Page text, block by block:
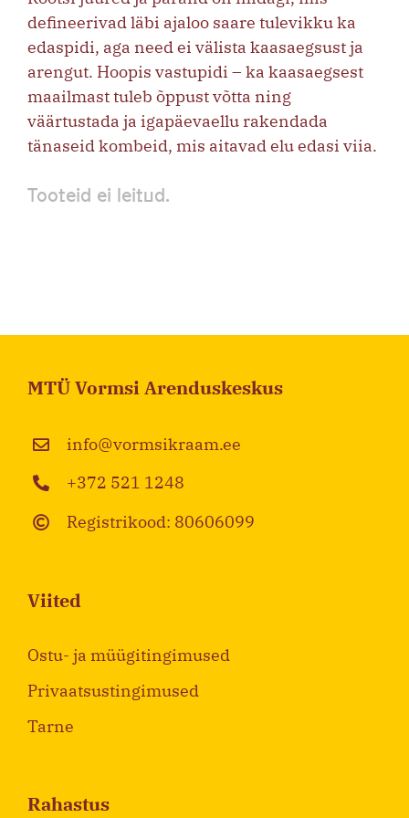
defineerivad läbi ajaloo saare tulevikku ka
edaspidi, aga need ei välista kaasaegsust ja
arengut. Hoopis vastupidi – ka kaasaegsest
maailmast tuleb õppust võtta ning
väärtustada ja igapäevaellu rakendada
tänaseid kombeid, mis aitavad elu edasi viia.
Tooteid ei leitud.
MTÜ Vormsi Arenduskeskus
info@vormsikraam.ee
+372 521 1248
Registrikood: 80606099
Viited
Ostu- ja müügitingimused
Privaatsustingimused
Tarne
Rahastus